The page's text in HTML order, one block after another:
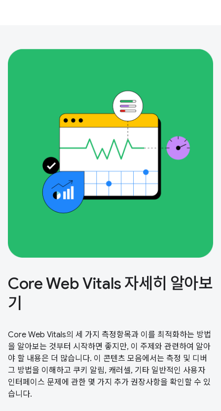
Core Web Vitals 자세히 알아보
기
Core Web Vitals의 세 가지 측정항목과 이를 최적화하는 방법
을 알아보는 것부터 시작하면 좋지만, 이 주제와 관련하여 알아
야 할 내용은 더 많습니다. 이 콘텐츠 모음에서는 측정 및 디버
그 방법을 이해하고 쿠키 알림, 캐러셀, 기타 일반적인 사용자
인터페이스 문제에 관한 몇 가지 추가 권장사항을 확인할 수 있
습니다.